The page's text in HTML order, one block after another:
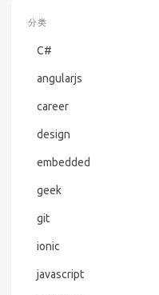
分类
C#
angularjs
career
design
embedded
geek
git
ionic
javascript